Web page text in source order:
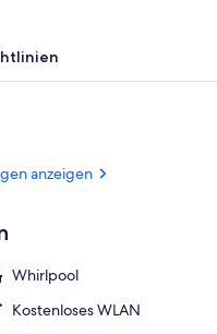
Sonnenschirme,
anzeigen
Whirlpool
Kostenloses WLAN